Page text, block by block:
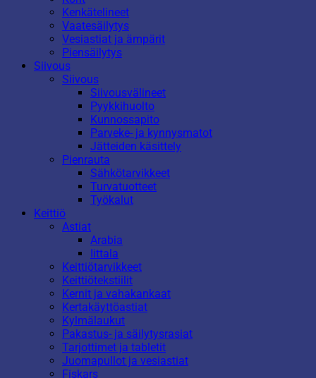
Kenkätelineet
Vaatesäilytys
Vesiastiat ja ämpärit
Piensäilytys
Siivous
Siivous
Siivousvälineet
Pyykkihuolto
Kunnossapito
Parveke- ja kynnysmatot
Jätteiden käsittely
Pienrauta
Sähkötarvikkeet
Turvatuotteet
Työkalut
Keittiö
Astiat
Arabia
Iittala
Keittiötarvikkeet
Keittiötekstiilit
Kernit ja vahakankaat
Kertakäyttöastiat
Kylmälaukut
Pakastus- ja säilytysrasiat
Tarjottimet ja tabletit
Juomapullot ja vesiastiat
Fiskars